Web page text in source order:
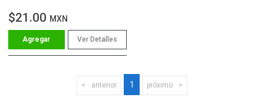
$21.00 MXN
Ver Detalles
anterior 1 próximo